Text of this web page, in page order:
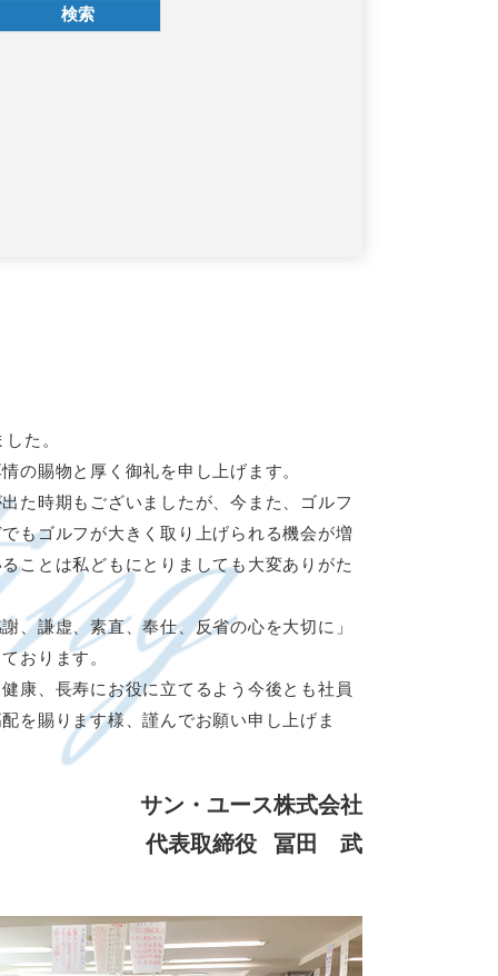
た。
の賜物と厚く御礼を申し上げます。
た時期もございましたが、今また、ゴルフ
もゴルフが大きく取り上げられる機会が増
ことは私どもにとりましても大変ありがた
、謙虚、素直、奉仕、反省の心を大切に」
おります。
康、長寿にお役に立てるよう今後とも社員
を賜ります様、謹んでお願い申し上げま
サン・ユース株式会社
代表取締役
冨田 武